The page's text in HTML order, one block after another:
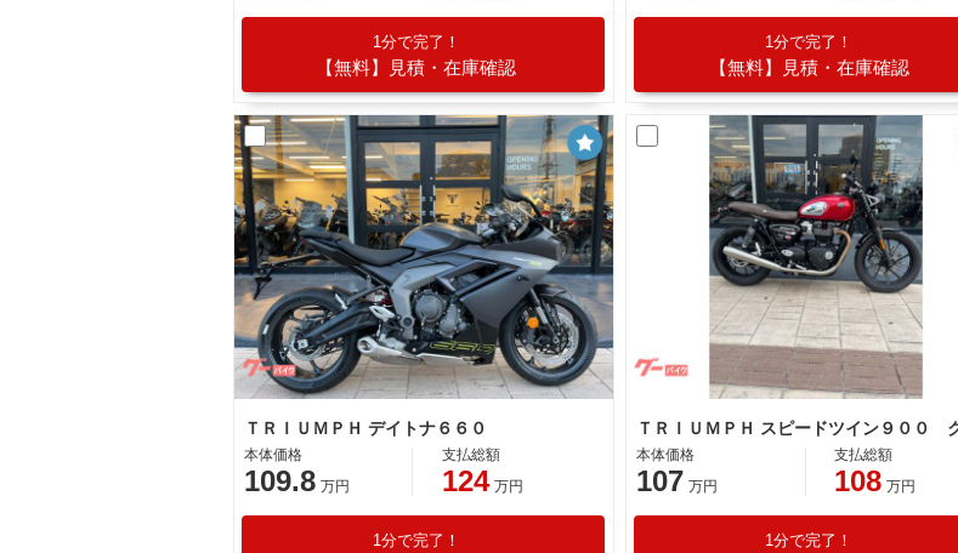
1分で完了！
【無料】見積・在庫確認
1分で完了！
【無料】見積・在庫確認
ＴＲＩＵＭＰＨ デイトナ６６０
本体価格
109.8 万円
支払総額
124 万円
1分で完了！
本体価格
107 万円
支払総額
108 万円
1分で完了！